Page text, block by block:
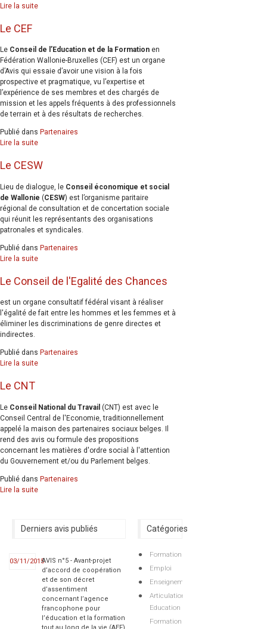
Lire la suite
Le CEF
Le Conseil de l’Education et de la Formation en
Fédération Wallonie-Bruxelles (CEF) est un organe
d’Avis qui essaie d’avoir une vision à la fois
prospective et pragmatique, vu l’expertise et
l’expérience de ses membres et des chargés de
mission et les appels fréquents à des professionnels
de terrain et à des résultats de recherches.
Publié dans Partenaires
Lire la suite
Le CESW
Lieu de dialogue, le Conseil économique et social
de Wallonie (CESW) est l’organisme paritaire
régional de consultation et de concertation sociale
qui réunit les représentants des organisations
patronales et syndicales.
Publié dans Partenaires
Lire la suite
Le Conseil de l'Egalité des Chances
est un organe consultatif fédéral visant à réaliser
l'égalité de fait entre les hommes et les femmes et à
éliminer les discriminations de genre directes et
indirectes.
Publié dans Partenaires
Lire la suite
Le CNT
Le Conseil National du Travail (CNT) est avec le
Conseil Central de l'Economie, traditionnellement
appelé la maison des partenaires sociaux belges. Il
rend des avis ou formule des propositions
concernant les matières d'ordre social à l'attention
du Gouvernement et/ou du Parlement belges.
Publié dans Partenaires
Lire la suite
Derniers avis publiés
03/11/2015AVIS n°5 - Avant-projet
d’accord de coopération
et de son décret
d’assentiment
concernant l’agence
francophone pour
l’éducation et la formation
tout au long de la vie (AEF)
Catégories
Formation
Emploi
Enseignement
Articulations
Education
Formation